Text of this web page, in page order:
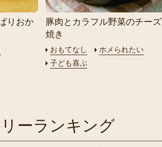
りおか
豚肉とカラフル野菜のチーズ
焼き
おもてなし
ホメられたい
子ども喜ぶ
ーランキング